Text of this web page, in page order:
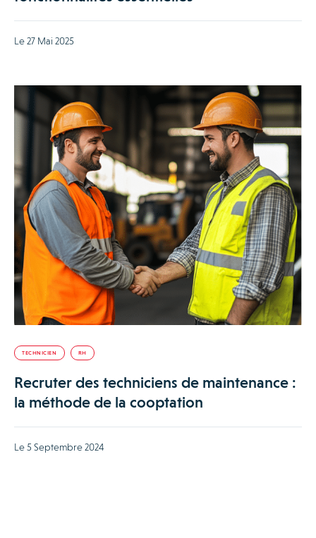
Le 27 Mai 2025
TECHNICIEN RH
Recruter des techniciens de maintenance :
la méthode de la cooptation
Le 5 Septembre 2024